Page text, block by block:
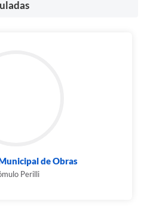
de Obras
Perilli